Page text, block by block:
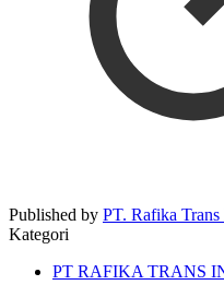
Published by PT. Rafika Trans
Kategori
PT RAFIKA TRANS